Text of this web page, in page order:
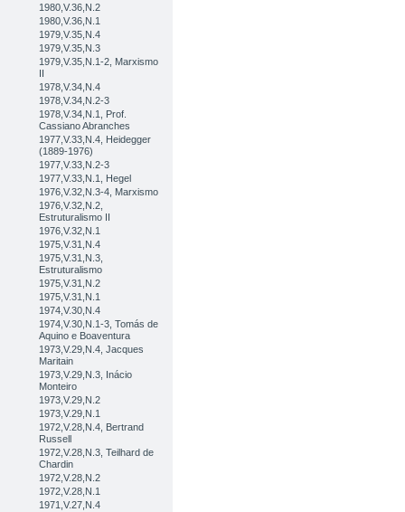
1980,V.36,N.2
1980,V.36,N.1
1979,V.35,N.4
1979,V.35,N.3
1979,V.35,N.1-2, Marxismo
II
1978,V.34,N.4
1978,V.34,N.2-3
1978,V.34,N.1, Prof.
Cassiano Abranches
1977,V.33,N.4, Heidegger
(1889-1976)
1977,V.33,N.2-3
1977,V.33,N.1, Hegel
1976,V.32,N.3-4, Marxismo
1976,V.32,N.2,
Estruturalismo II
1976,V.32,N.1
1975,V.31,N.4
1975,V.31,N.3,
Estruturalismo
1975,V.31,N.2
1975,V.31,N.1
1974,V.30,N.4
1974,V.30,N.1-3, Tomás de
Aquino e Boaventura
1973,V.29,N.4, Jacques
Maritain
1973,V.29,N.3, Inácio
Monteiro
1973,V.29,N.2
1973,V.29,N.1
1972,V.28,N.4, Bertrand
Russell
1972,V.28,N.3, Teilhard de
Chardin
1972,V.28,N.2
1972,V.28,N.1
1971,V.27,N.4